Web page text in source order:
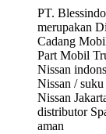
PT.
merupakan
Cadang
Part Mobil
Nissan
Nissan /
Nissan
distributor
aman